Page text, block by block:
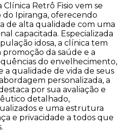
Clínica Retrô Fisio vem se
Ipiranga, oferecendo
de alta qualidade com uma
capacitada. Especializada
idosa, a clínica tem
da saúde e a
do envelhecimento,
a qualidade de vida de seus
personalizada, a
por sua avaliação e
detalhado,
e uma estrutura
e privacidade a todos que